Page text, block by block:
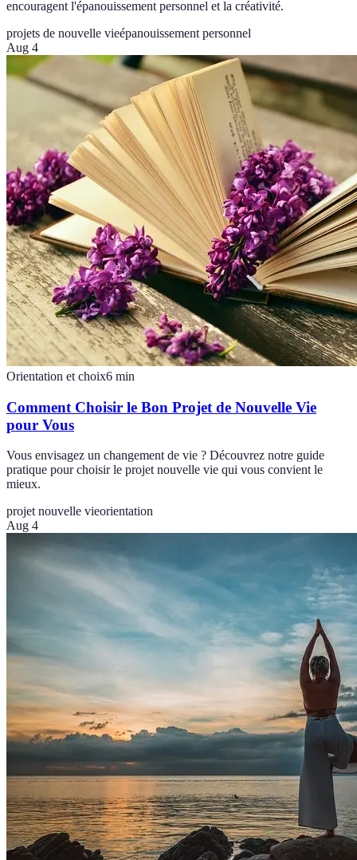
encouragent l'épanouissement personnel et la créativité.
projets de nouvelle vieépanouissement personnel
Aug 4
Orientation et choix6 min
Comment Choisir le Bon Projet de Nouvelle Vie
pour Vous
Vous envisagez un changement de vie ? Découvrez notre guide
pratique pour choisir le projet nouvelle vie qui vous convient le
mieux.
projet nouvelle vieorientation
Aug 4